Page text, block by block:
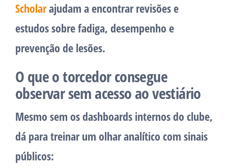
Scholarajudam a encontrar revisões e
estudos sobre fadiga, desempenho e
prevenção de lesões.
O que o torcedor consegue
observar sem acesso ao vestiário
Mesmo sem os dashboards internos do clube,
dá para treinar um olhar analítico com sinais
públicos: